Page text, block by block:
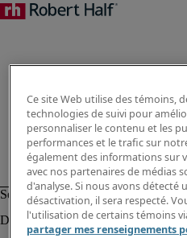
Ce site Web utilise des témoins,
technologies de suivi pour
personnaliser le contenu et les
performances et le trafic sur
également des informations sur
avec nos partenaires de médias
d'analyse. Si nous avons détecté
désactivation, il sera respecté.
l'utilisation de certains témoins
partager mes renseignements